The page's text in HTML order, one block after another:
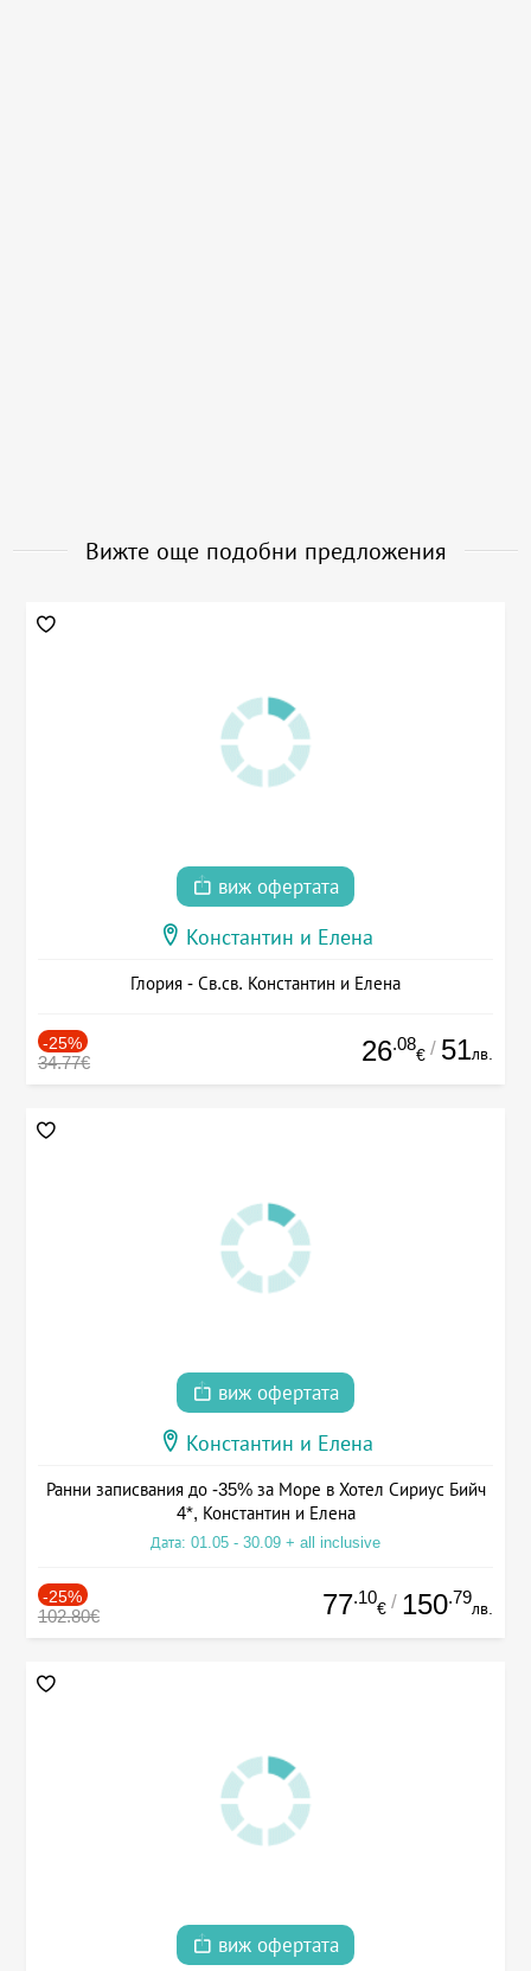
Вижте още подобни предложения
виж офертата
Константин и Елена
Глория - Св.св. Константин и Елена
-25%
34.77€ 26.08
€ / 51лв.
виж офертата
Константин и Елена
Ранни записвания до -35% за Море в Хотел Сириус Бийч
4*, Константин и Елена
Дата: 01.05 - 30.09 + all inclusive
-25%
102.80€ 77.10
€ / 150.79
лв.
виж офертата